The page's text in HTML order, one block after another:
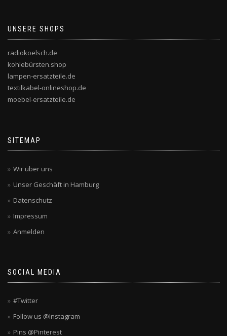
UNSERE SHOPS
radiokoelsch.de
kohlebürsten.shop
lampen-ersatzteile.de
textilkabel-onlineshop.de
moebel-ersatzteile.de
SITEMAP
Wir über uns
Unser Geschäft in Hamburg
Datenschutz
Impressum
Anmelden
SOCIAL MEDIA
#Twitter
Follow us @Instagram
Pins @Pinterest